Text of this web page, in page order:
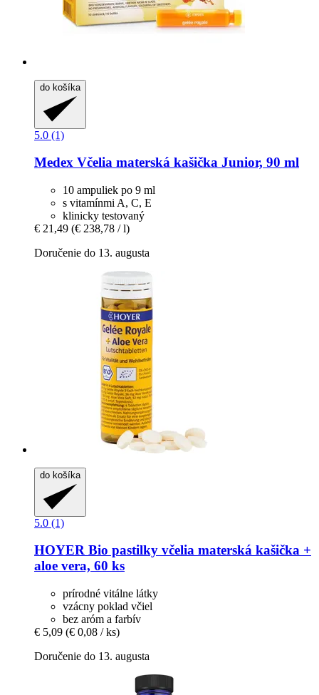
do košíka
5.0 (1)
Medex Včelia materská kašička Junior, 90 ml
10 ampuliek po 9 ml
s vitamínmi A, C, E
klinicky testovaný
€ 21,49 (€ 238,78 / l)
Doručenie do 13. augusta
do košíka
5.0 (1)
HOYER Bio pastilky včelia materská kašička +
aloe vera, 60 ks
prírodné vitálne látky
vzácny poklad včiel
bez aróm a farbív
€ 5,09 (€ 0,08 / ks)
Doručenie do 13. augusta